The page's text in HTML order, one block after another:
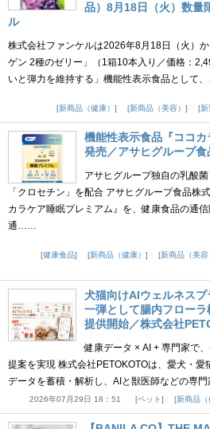
品）8月18日（火）数量
ル
株式会社ファンケルは2026年8月18日（火）
ゲン 2種のゼリー」（1箱10本入り／価格：
いと弾力を維持する」機能性表示食品として
新商品（健康）
新商品（美容） 新
機能性表示食品『ココ
発売／アサヒグループ食
アサヒグループ独自の乳酸
「クロセチン」を配合 アサヒグループ食品株
カラケア睡眠プレミアム』を、健康食品の通
通……
健康食品
新商品（健康） 新商品（美容
犬猫向けAIウェルネス
一弾として腸内フロー
提供開始／株式会社
健康データ × AI + 専門家で
提案を実現 株式会社PETOKOTOは、愛犬・
データを蓄積・解析し、AIと獣医師などの専
2026年07月29日 18：51 ペット 新商品（